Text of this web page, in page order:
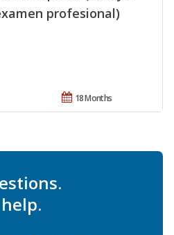
profesional)
18 Months